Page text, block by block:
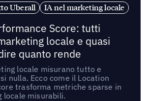
Uberall
IA nel marketing locale
Score: tutti
locale e quasi
quanto rende
locale misurano tutto e
nulla. Ecco come il Location
trasforma metriche sparse in
locale misurabili.